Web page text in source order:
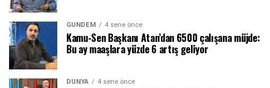
GÜNDEM 4 sene önce
Kamu-Sen Başkanı Atan’dan 6500 çalışana müjde:
Bu ay maaşlara yüzde 6 artış geliyor
DÜNYA 4 sene önce